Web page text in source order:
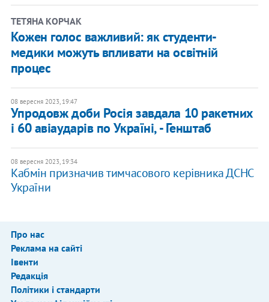
ТЕТЯНА КОРЧАК
Кожен голос важливий: як студенти-
медики можуть впливати на освітній
процес
08 вересня 2023, 19:47
Упродовж доби Росія завдала 10 ракетних
і 60 авіаударів по Україні, - Генштаб
08 вересня 2023, 19:34
Кабмін призначив тимчасового керівника ДСНС
України
Про нас
Реклама на сайті
Івенти
Редакція
Політики і стандарти